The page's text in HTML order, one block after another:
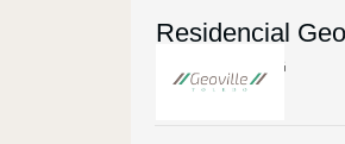
Residencial
Toledo - MG